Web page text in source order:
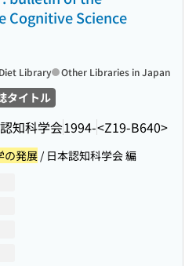
Cognitive Science
タイトル
知科学会1994-<Z19-B640>
Library Other Libraries in Japan
の発展 / 日本認知科学会 編